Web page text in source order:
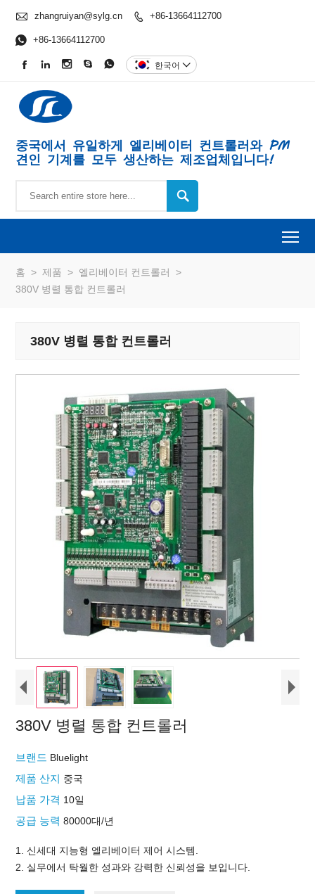
 zhangruiyan@sylg.cn  +86-13664112700
 +86-13664112700
     한국어 
중국에서 유일하게 엘리베이터 컨트롤러와 PM
견인 기계를 모두 생산하는 제조업체입니다!

홈 > 제품 > 엘리베이터 컨트롤러
>
380V 병렬 통합 컨트롤러
380V 병렬 통합 컨트롤러
380V 병렬 통합 컨트롤러
브랜드 Bluelight
제품 산지 중국
납품 가격 10일
공급 능력80000대/년
1. 신세대 지능형 엘리베이터 제어 시스템.
2. 실무에서 탁월한 성과와 강력한 신뢰성을 보입니다.